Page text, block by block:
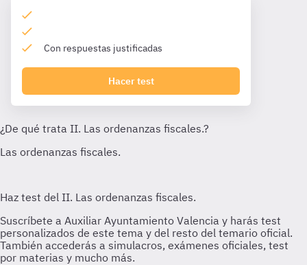
Con respuestas justificadas
Hacer test